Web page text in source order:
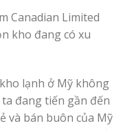
Canadian Limited
kho đang có xu
lạnh ở Mỹ không
đang tiến gần đến
và bán buôn của Mỹ